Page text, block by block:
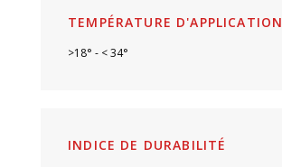
TEMPÉRATURE D'APPLICATION
>18° - < 34°
INDICE DE DURABILITÉ